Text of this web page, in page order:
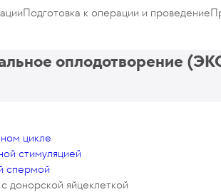
Подготовка к операции и проведение
оплодотворение
цикле
стимуляцией
спермой
донорской яйцеклеткой